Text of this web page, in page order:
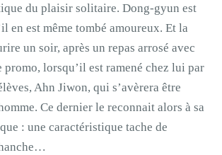
du plaisir solitaire. Dong-gyun est
en est même tombé amoureux. Et la
un soir, après un repas arrosé avec
promo, lorsqu’il est ramené chez lui par
Ahn Jiwon, qui s’avèrera être
Ce dernier le reconnait alors à sa
: une caractéristique tache de